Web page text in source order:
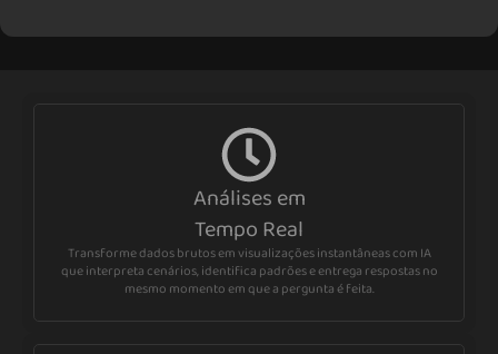
Análises em
Tempo Real
Transforme dados brutos em visualizações instantâneas com IA
que interpreta cenários, identifica padrões e entrega respostas no
mesmo momento em que a pergunta é feita.